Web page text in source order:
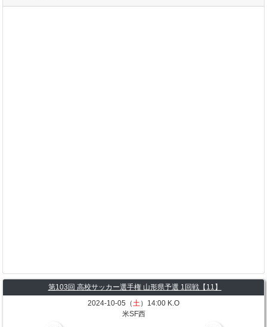
第103回 高校サッカー選手権 山形県予選 1回戦【11】
2024-10-05（土）14:00 K.O
米SF西